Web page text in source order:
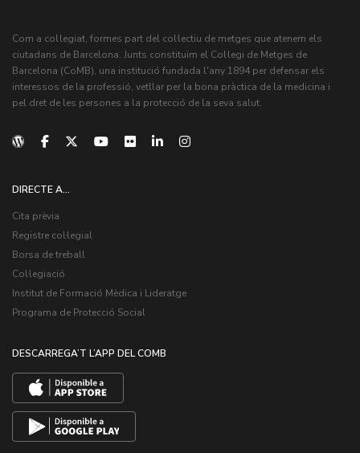
Com a col·legiat, formes part del col·lectiu de metges que atenem els
ciutadans de Barcelona. Junts constituïm el Col·legi de Metges de
Barcelona (CoMB), una institució fundada l'any 1894 per defensar els
interessos de la professió, vetllar per la bona pràctica de la medicina i
pel dret de les persones a la protecció de la seva salut.
DIRECTE A...
Cita prèvia
Registre col·legial
Borsa de treball
Col·legiació
Institut de Formació Mèdica i Lideratge
Programa de Protecció Social
DESCARREGA’T L’APP DEL COMB